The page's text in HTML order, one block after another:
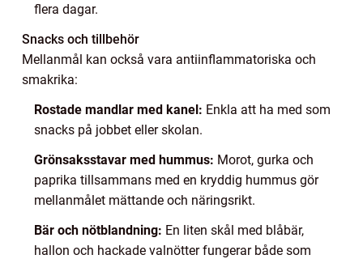
flera dagar.
Snacks och tillbehör
Mellanmål kan också vara antiinflammatoriska och
smakrika:
Rostade mandlar med kanel: Enkla att ha med som
snacks på jobbet eller skolan.
Grönsaksstavar med hummus: Morot, gurka och
paprika tillsammans med en kryddig hummus gör
mellanmålet mättande och näringsrikt.
Bär och nötblandning: En liten skål med blåbär,
hallon och hackade valnötter fungerar både som